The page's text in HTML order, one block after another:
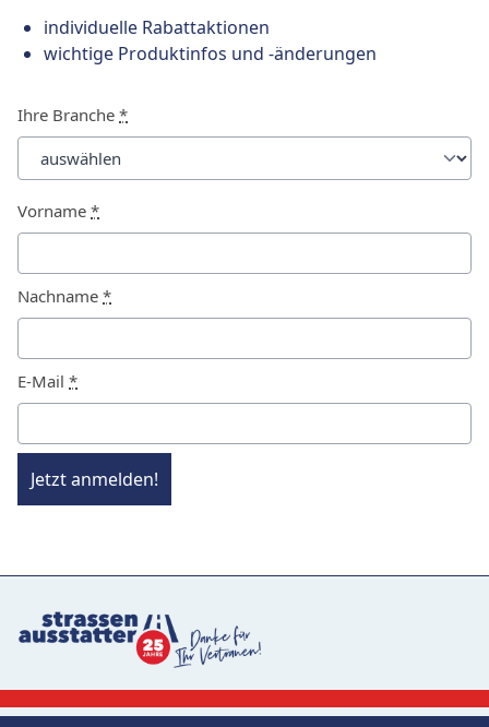
individuelle Rabattaktionen
wichtige Produktinfos und -änderungen
Ihre Branche *
Vorname *
Nachname *
E-Mail *
Jetzt anmelden!